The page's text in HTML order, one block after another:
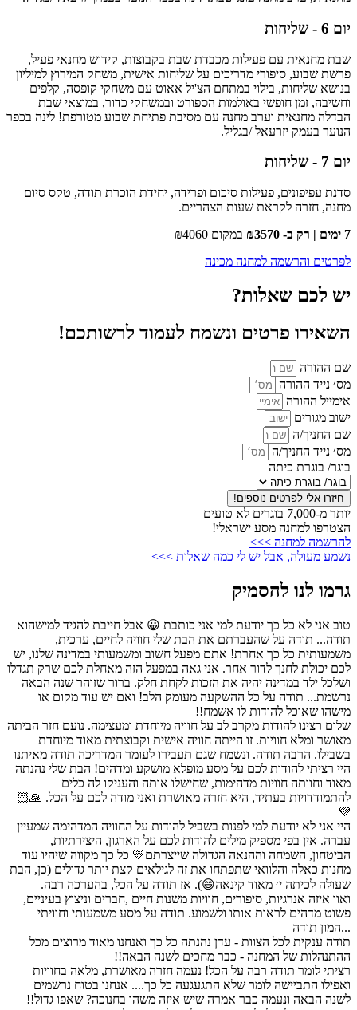
יום 6 - שליחות
שבת מחנאית עם פעילות מכבדת שבת בקבוצות, קידוש מחנאי פעיל,
פרשת שבוע, סיפורי מדריכים על שליחות אישית, משחק המירוץ למיליון
בנושא שליחות, בילוי במתחם הצ'יל אאוט עם משחקי קופסה, קלפים
וחשיבה, זמן חופשי באולמות הספורט ובמשחקי כדור, במוצאי שבת
הבדלה מחנאית וערב מחנה עם מסיבת פתיחת שבוע מטורפת! לינה בכפר
הנוער בעמק יזרעאל /בגליל.
יום 7 - שליחות
סדנת עפיפונים, פעילות סיכום ופרידה, יחידת הוכרת תודה, טקס סיום
מחנה, חזרה לקראת שעות הצהריים.
7 ימים | רק ב- ₪3570
במקום ₪4060
לפרטים והרשמה למחנה מכינה
יש לכם שאלות?
השאירו פרטים ונשמח לעמוד לרשותכם!
שם ההורה
מס׳ נייד ההורה
אימייל ההורה
ישוב מגורים
שם החניך/ה
מס׳ נייד החניך/ה
בוגר/ בוגרת כיתה
חיזרו אלי לפרטים נוספים!
יותר מ-7,000 בוגרים לא טועים
הצטרפו למחנה מסע ישראלי!
להרשמה למחנה >>>
נשמע מעולה, אבל יש לי כמה שאלות >>>
גרמו לנו להסמיק
טוב אני לא כל כך יודעת למי אני כותבת 😀 אבל חייבת להגיד למישהוא
תודה... תודה על שהעברתם את הבת שלי חוויה לחיים, ערכית,
משמעותית כל כך אחרת! אתם מפעל חשוב ומשמעותי במדינה שלנו, יש
לכם יכולת לחנך לדור אחר. אני גאה במפעל הזה מאחלת לכם שרק תגדלו
ושלכל ילד במדינה יהיה את הזכות לקחת חלק. ברור שזוהר שנה הבאה
נרשמת... תודה על כל ההשקעה מעומק הלב! ואם יש עוד מקום או
מישהו שאוכל להודות לו אשמח!!
שלום רצינו להודות מקרב לב על חוויה מיוחדת ומעצימה. נועם חזר הביתה
מאושר ומלא חוויות. זו הייתה חוויה אישית וקבוצתית מאוד מיוחדת
בשבילו. הרבה תודה. ונשמח שגם תעבירו לעומר המדריכה תודה מאיתנו
היי רציתי להודות לכם על מסע מופלא מושקע ומדהים! הבת שלי נהנתה
מאוד וחוותה חוויות מדהימות, שחישלו אותה והעניקו לה כלים
להתמודדויות בעתיד, היא חזרה מאושרת ואני מודה לכם על הכל. 🙏🏻
💜
היי אני לא יודעת למי לפנות בשביל להודות על החוויה המדהימה שמעיין
עברה. אין בפי מספיק מילים להודות לכם על הארגון, היצירתיות,
הביטחון, השמחה וההנאה הגדולה שייצרתם💛 כל כך מקווה שיהיו עוד
מחנות כאלה והלוואי שתפתחו את זה לגילאים קצת יותר גדולים (כן, הבת
שעולה לכיתה י׳ מאוד קינאה😄). אז תודה על הכל, בהערכה רבה.
ואוו איזה אנרגיות, סיפורים, חוויות משנות חיים ,חברים וניצוץ בעיניים,
פשוט מדהים לראות אותו ולשמוע. תודה על מסע משמעותי וחוויתי
...המון תודה
תודה ענקית לכל הצוות - עדן נהנתה כל כך ואנחנו מאוד מרוצים מכל
ההתנהלות של המחנה - כבר מחכים לשנה הבאה!!
רציתי לומר תודה רבה על הכל! נעמה חזרה מאושרת, מלאה בחוויות
ואפילו התביישה לומר שלא התגעגעה כל כך.... אנחנו בטוח נרשמים
לשנה הבאה ונעמה כבר אמרה שיש איזה משהו בחנוכה? שאפו גדול!!